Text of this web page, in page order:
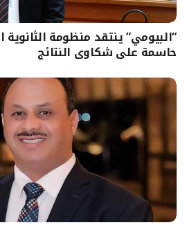
“البيومي” ينتقد منظومة الثانوية
حاسمة على شكاوى النتائج